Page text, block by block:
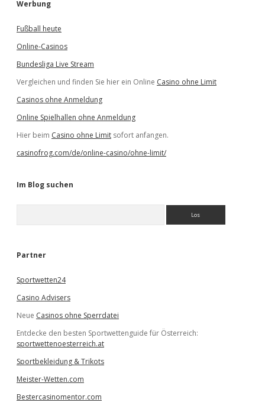
Werbung
Fußball heute
Online-Casinos
Bundesliga Live Stream
Vergleichen und finden Sie hier ein Online Casino ohne Limit
Casinos ohne Anmeldung
Online Spielhallen ohne Anmeldung
Hier beim Casino ohne Limit sofort anfangen.
casinofrog.com/de/online-casino/ohne-limit/
Im Blog suchen
e
Partner
Sportwetten24
Casino Advisers
Neue Casinos ohne Sperrdatei
Entdecke den besten Sportwettenguide für Österreich:
sportwettenoesterreich.at
Sportbekleidung & Trikots
Meister-Wetten.com
Bestercasinomentor.com